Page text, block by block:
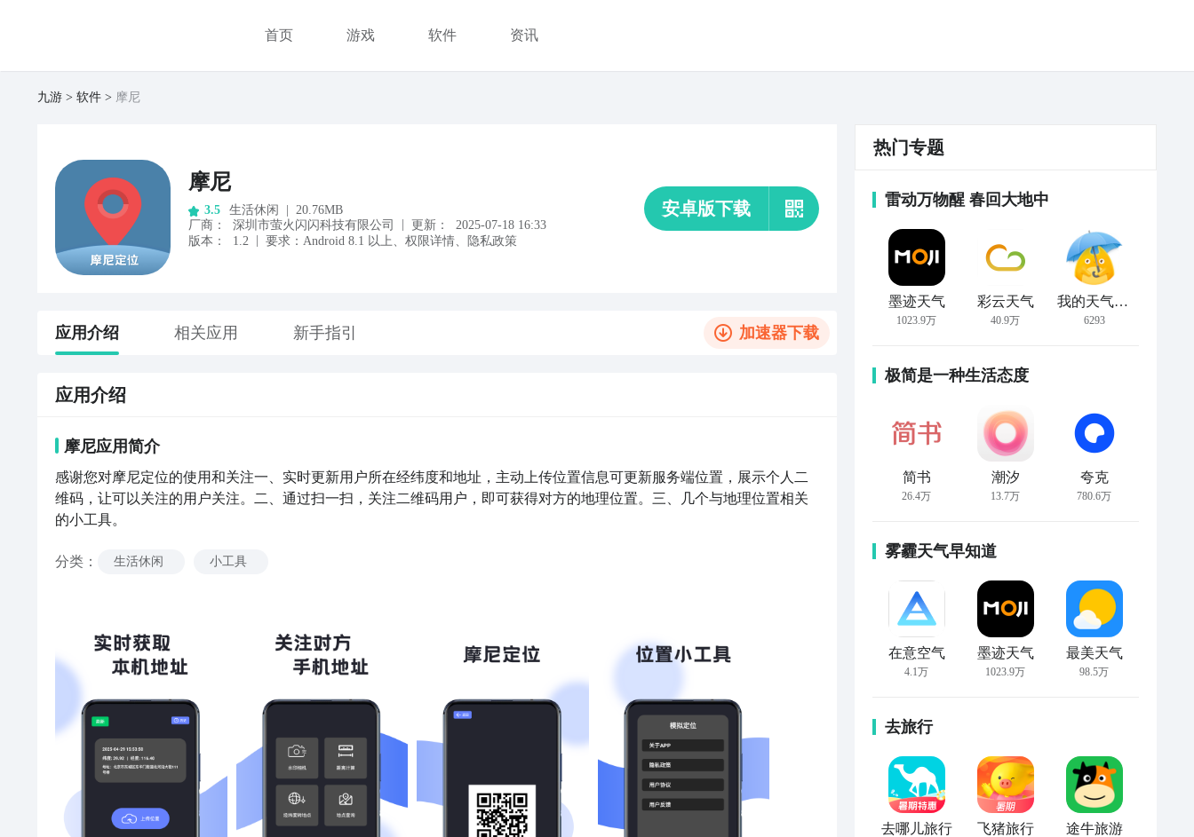
首页 游戏 软件 资讯
九游 软件 摩尼
摩尼
3.5 生活休闲
20.76MB
厂商 ： 深圳市萤火闪闪科技有限公司 更新：
2025-07-18 16:33
版本：
1.2 要求： Android 8.1 以上、 权限详情、 隐私政策
安卓版下载
应用介绍 相关应用 新手指引 加速器下载
应用介绍
摩尼应用简介
感谢您对摩尼定位的使用和关注一、实时更新用户所在经纬度和地址，主动上传位置信息可更新服务端位置，展示个人二
维码，让可以关注的用户关注。二、通过扫一扫，关注二维码用户，即可获得对方的地理位置。三、几个与地理位置相关
的小工具。
分类 ： 生活休闲 小工具
热门专题
雷动万物醒 春回大地中
墨迹天气
1023.9万
彩云天气
40.9万
我的天气 MyWeather
6293
极简是一种生活态度
简书
26.4万
潮汐
13.7万
夸克
780.6万
雾霾天气早知道
在意空气
4.1万
墨迹天气
1023.9万
最美天气
98.5万
去旅行
去哪儿旅行 飞猪旅行 途牛旅游